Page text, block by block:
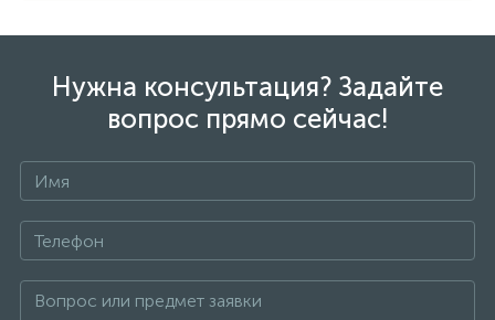
Нужна консультация? Задайте
вопрос прямо сейчас!